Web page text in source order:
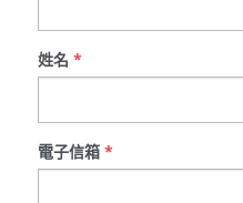
姓名 *
電子信箱*